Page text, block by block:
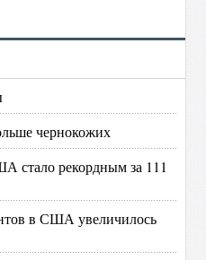
чернокожих
стало рекордным за 111
в США увеличилось